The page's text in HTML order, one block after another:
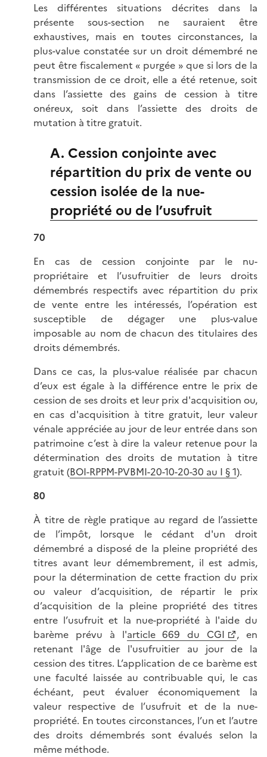
Les différentes situations décrites dans la
présente sous-section ne sauraient être
exhaustives, mais en toutes circonstances, la
plus-value constatée sur un droit démembré ne
peut être fiscalement « purgée » que si lors de la
transmission de ce droit, elle a été retenue, soit
dans l’assiette des gains de cession à titre
onéreux, soit dans l’assiette des droits de
mutation à titre gratuit.
A. Cession conjointe avec
répartition du prix de vente ou
cession isolée de la nue-
propriété ou de l’usufruit
70
En cas de cession conjointe par le nu-
propriétaire et l’usufruitier de leurs droits
démembrés respectifs avec répartition du prix
de vente entre les intéressés, l’opération est
susceptible de dégager une plus-value
imposable au nom de chacun des titulaires des
droits démembrés.
Dans ce cas, la plus-value réalisée par chacun
d’eux est égale à la différence entre le prix de
cession de ses droits et leur prix d'acquisition ou,
en cas d'acquisition à titre gratuit, leur valeur
vénale appréciée au jour de leur entrée dans son
patrimoine c’est à dire la valeur retenue pour la
détermination des droits de mutation à titre
gratuit (BOI-RPPM-PVBMI-20-10-20-30 au I § 1).
80
À titre de règle pratique au regard de l’assiette
de l’impôt, lorsque le cédant d'un droit
démembré a disposé de la pleine propriété des
titres avant leur démembrement, il est admis,
pour la détermination de cette fraction du prix
ou valeur d’acquisition, de répartir le prix
d’acquisition de la pleine propriété des titres
entre l’usufruit et la nue-propriété à l'aide du
barème prévu à l'article 669 du CGI
, en
retenant l'âge de l'usufruitier au jour de la
cession des titres. L’application de ce barème est
une faculté laissée au contribuable qui, le cas
échéant, peut évaluer économiquement la
valeur respective de l’usufruit et de la nue-
propriété. En toutes circonstances, l’un et l’autre
des droits démembrés sont évalués selon la
même méthode.